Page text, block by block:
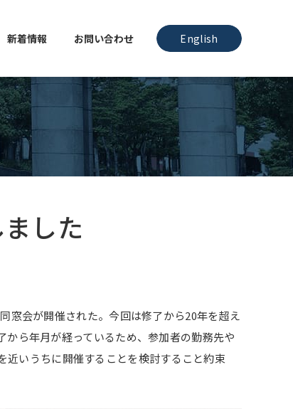
新着情報 お問い合わせ English
した
窓会が開催された。今回は修了から20年を超え
ら年月が経っているため、参加者の勤務先や
いうちに開催することを検討すること約束